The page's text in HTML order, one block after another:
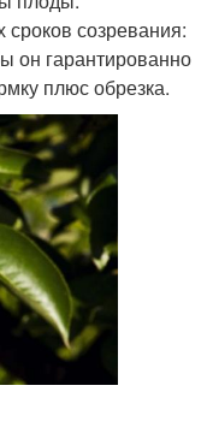
сроков созревания:
он гарантированно
плюс обрезка.